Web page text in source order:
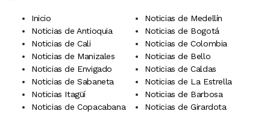
Inicio
Noticias de Medellín
Noticias de Antioquia
Noticias de Bogotá
Noticias de Cali
Noticias de Colombia
Noticias de Manizales
Noticias de Bello
Noticias de Envigado
Noticias de Caldas
Noticias de Sabaneta
Noticias de La Estrella
Noticias Itagüí
Noticias de Barbosa
Noticias de Copacabana
Noticias de Girardota